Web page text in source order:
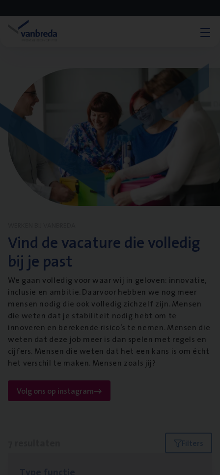
Vind de vacature die volledig
bij je past
We gaan volledig voor waar wij in geloven: innovatie,
inclusie en ambitie. Daarvoor hebben we nog meer
mensen nodig die ook volledig zichzelf zijn. Mensen
die weten dat je stabiliteit nodig hebt om te
innoveren en berekende risico’s te nemen. Mensen die
weten dat deze job meer is dan spelen met regels en
cijfers. Mensen die weten dat het een kans is om écht
het verschil te maken. Mensen zoals jij?
Volg ons op instagram
Filters